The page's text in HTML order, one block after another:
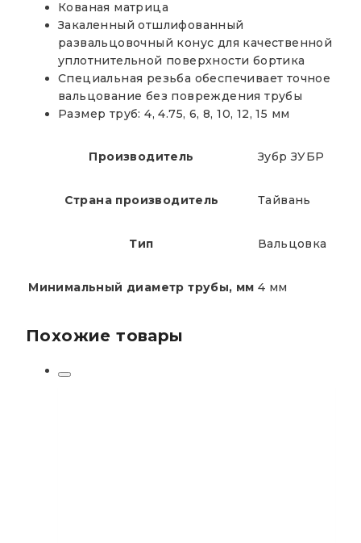
Кованая матрица
Закаленный отшлифованный
развальцовочный конус для качественной
уплотнительной поверхности бортика
Специальная резьба обеспечивает точное
вальцование без повреждения трубы
Размер труб: 4, 4.75, 6, 8, 10, 12, 15 мм
Производитель Зубр ЗУБР
Страна производитель Тайвань
Тип Вальцовка
Минимальный диаметр трубы, мм 4 мм
Похожие товары